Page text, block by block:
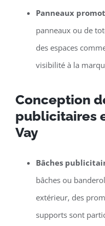
Panneaux
panneaux ou de
des espaces
visibilité à la
Conception
publicitaires
Vay
Bâches
bâches ou
extérieur, des
supports sont